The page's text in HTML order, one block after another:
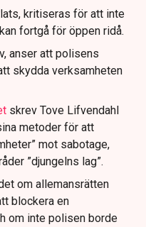
när det gäller
och gränser.
kritiseras för att inte
fortgå för öppen ridå.
anser att polisens
skydda verksamheten
skrev Tove Lifvendahl
metoder för att
mot sabotage,
”djungelns lag”.
om allemansrätten
blockera en
om inte polisen borde